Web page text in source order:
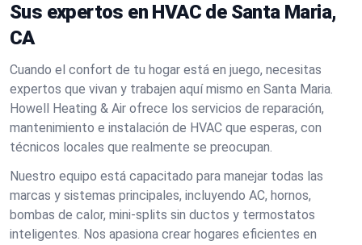
Sus expertos en HVAC de Santa Maria,
CA
Cuando el confort de tu hogar está en juego, necesitas
expertos que vivan y trabajen aquí mismo en Santa Maria.
Howell Heating & Air ofrece los servicios de reparación,
mantenimiento e instalación de HVAC que esperas, con
técnicos locales que realmente se preocupan.
Nuestro equipo está capacitado para manejar todas las
marcas y sistemas principales, incluyendo AC, hornos,
bombas de calor, mini-splits sin ductos y termostatos
inteligentes. Nos apasiona crear hogares eficientes en